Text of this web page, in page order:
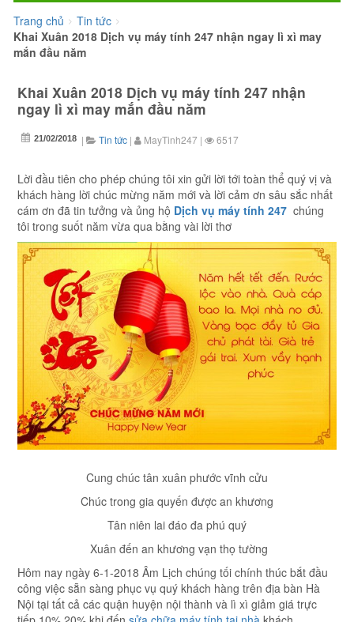
Trang chủ > Tin tức >
Khai Xuân 2018 Dịch vụ máy tính 247 nhận ngay lì xì may
mắn đầu năm
Khai Xuân 2018 Dịch vụ máy tính 247 nhận
ngay lì xì may mắn đầu năm
21/02/2018 | Tin tức | MayTinh247 | 6517
Lời đầu tiên cho phép chúng tôi xin gửi lời tới toàn thể quý vị và
khách hàng lời chúc mừng năm mới và lời cảm ơn sâu sắc nhất
cám ơn đã tin tưởng và ủng hộ Dịch vụ máy tính 247 chúng
tôi trong suốt năm vừa qua bằng vài lời thơ
Cung chúc tân xuân phước vĩnh cửu
Chúc trong gia quyến được an khương
Tân niên lai đáo đa phú quý
Xuân đến an khương vạn thọ tường
Hôm nay ngày 6-1-2018 Âm Lịch chúng tối chính thúc bắt đầu
công việc sẵn sàng phục vụ quý khách hàng trên địa bàn Hà
Nội tại tất cả các quận huyện nội thành và lì xì giảm giá trực